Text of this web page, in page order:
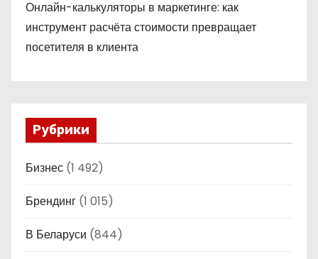
Онлайн-калькуляторы в маркетинге: как
инструмент расчёта стоимости превращает
посетителя в клиента
Рубрики
Бизнес (1 492)
Брендинг (1 015)
В Беларуси (844)